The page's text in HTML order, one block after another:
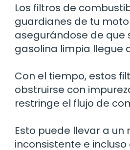
Los filtros de
guardianes de tu
asegurándose de que
gasolina limpia llegue
Con el tiempo, estos
obstruirse con
restringe el flujo de
Esto puede llevar a un
inconsistente e